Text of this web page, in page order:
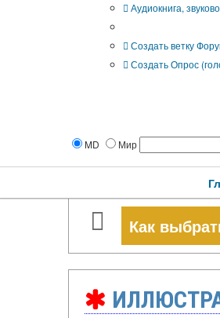
Аудиокнига,
Создать ветку
Создать Опрос
MD Мир
Как